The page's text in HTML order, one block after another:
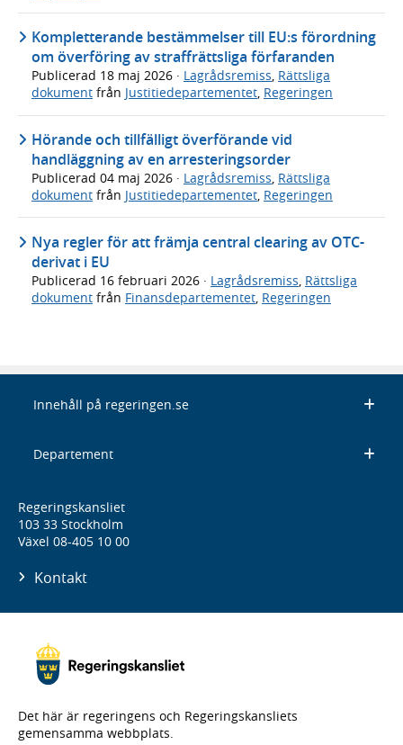
Kompletterande bestämmelser till EU:s förordning
om överföring av straffrättsliga förfaranden
Publicerad 18 maj 2026 · Lagrådsremiss, Rättsliga
dokument från Justitiedepartementet, Regeringen
Hörande och tillfälligt överförande vid
handläggning av en arresteringsorder
Publicerad 04 maj 2026 · Lagrådsremiss, Rättsliga
dokument från Justitiedepartementet, Regeringen
Nya regler för att främja central clearing av OTC-
derivat i EU
Publicerad 16 februari 2026 · Lagrådsremiss Rättsliga
dokument från Finansdepartementet Regeringen
Innehåll på regeringen.se
Departement
Regeringskansliet
103 33 Stockholm
Växel 08-405 10 00
Kontakt
Det här är regeringens och Regeringskansliets
gemensamma webbplats.